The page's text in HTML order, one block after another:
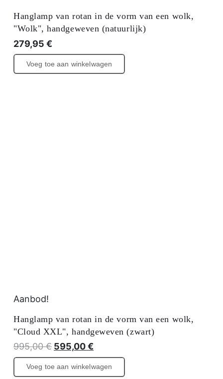
Hanglamp van rotan in de vorm van een wolk,
"Wolk", handgeweven (natuurlijk)
279,95 €
Voeg toe aan winkelwagen
Aanbod!
Hanglamp van rotan in de vorm van een wolk,
"Cloud XXL", handgeweven (zwart)
995,00€ De
oorspronkelijke
595,00€De
huidige
prijs
Voeg toe aan winkelwagen